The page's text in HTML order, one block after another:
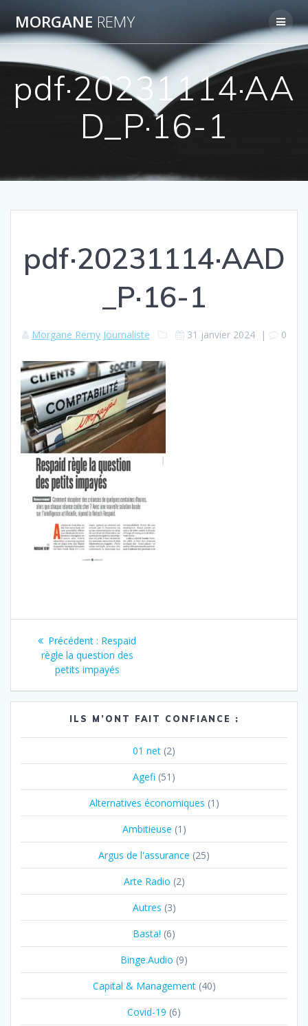
MORGANE REMY
pdf·20231114·AA
D_P·16-1
pdf·20231114·AAD
_P·16-1
Morgane Remy Journaliste 31 janvier 2024| 0
Navigation
l’article
Précédent : Article
précédent
:
Respaid
règle la question des
petits impayés
ILS M’ONT FAIT CONFIANCE :
01 net (2)
Agefi (51)
Alternatives économiques (1)
Ambitieuse (1)
Argus de l'assurance (25)
Arte Radio (2)
Autres (3)
Basta! (6)
Binge.Audio (9)
Capital & Management(40)
Covid-19 (6)